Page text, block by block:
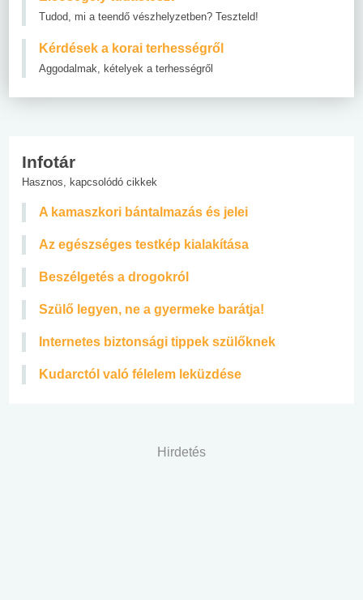
Tudod, mi a teendő vészhelyzetben? Teszteld!
Kérdések a korai terhességről
Aggodalmak, kételyek a terhességről
Infotár
Hasznos, kapcsolódó cikkek
A kamaszkori bántalmazás és jelei
Az egészséges testkép kialakítása
Beszélgetés a drogokról
Szülő legyen, ne a gyermeke barátja!
Internetes biztonsági tippek szülőknek
Kudarctól való félelem leküzdése
Hirdetés